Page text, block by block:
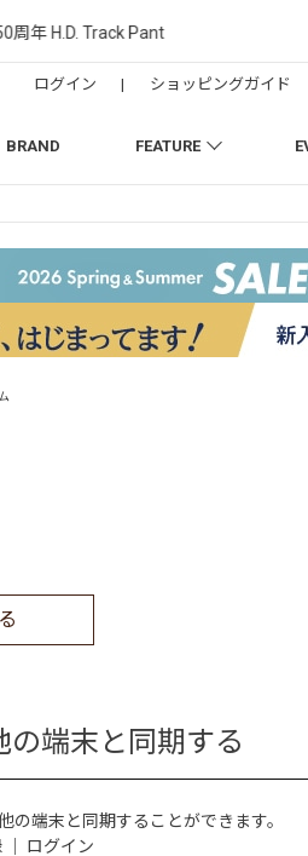
周年 H.D. Track Pant
BRAND FEATURE
ログイン | ショッピングガイド
の端末と同期する
の端末と同期することができます。
ログイン